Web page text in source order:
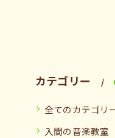
カテゴリー
全てのカテゴリ
入間の音楽教室